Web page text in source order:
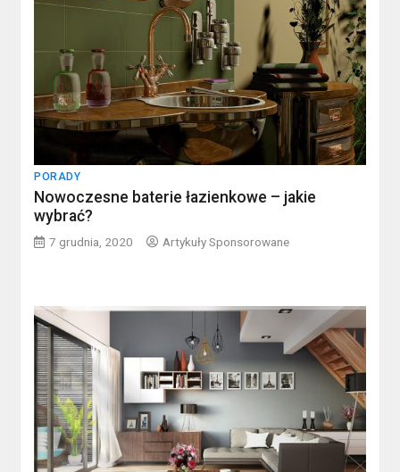
PORADY
Nowoczesne baterie łazienkowe – jakie
wybrać?
7 grudnia, 2020 Artykuły Sponsorowane